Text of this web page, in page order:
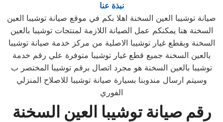
نبذة عنا
صيانة توشيبا العين السخنة اهلا بكم في موقع صيانة توشيبا العين
السخنة هنا يمكنكم عمل الصيانة اللازمة لمنتجات توشيبا بالعين
السخنة وبقطع غيار توشيبا الاصلية من مركز خدمة صيانة توشيبا
بالعين السخنة جميع قطع غيار توشيبا متوفرة علي رقم خدمة
توشيبا بالعين السخنة هو مجرد اتصال برقم توشيبا المختصر ب
وسيتم ارسال مندوبنا بسيارة صيانة توشيبا للاصلاح المنزلي
الفوري
رقم صيانة توشيبا العين السخنة